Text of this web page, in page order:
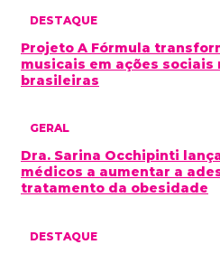
DESTAQUE
Projeto A Fórmula
musicais em ações
brasileiras
GERAL
Dra. Sarina Occhipinti
médicos a aumentar a
tratamento da obesidade
DESTAQUE